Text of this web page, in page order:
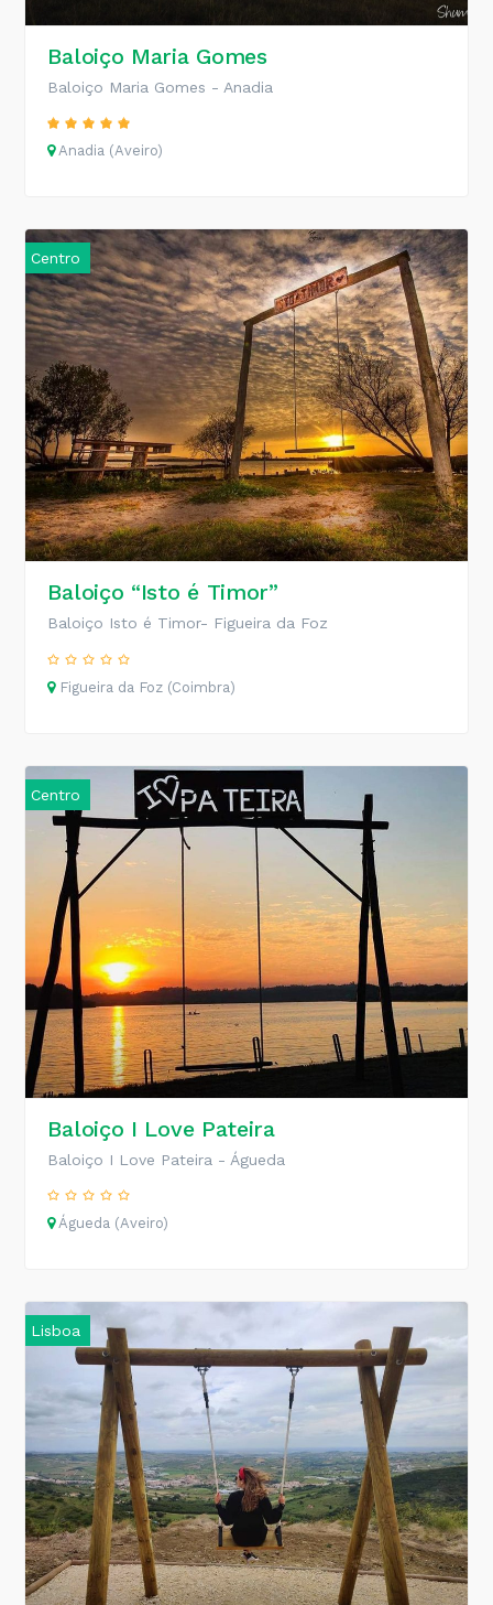
Baloiço Maria Gomes
Baloiço Maria Gomes - Anadia
Anadia (Aveiro)
Centro
Baloiço “Isto é Timor”
Baloiço Isto é Timor- Figueira da Foz
Figueira da Foz (Coimbra)
Centro
Baloiço I Love Pateira
Baloiço I Love Pateira - Águeda
Águeda (Aveiro)
Lisboa